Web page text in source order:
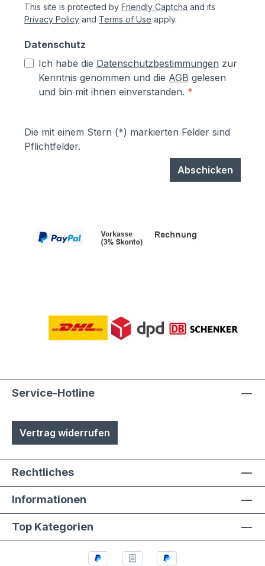
This site is protected by Friendly Captcha and its
Privacy Policy and Terms of Use apply.
Datenschutz
Ich habe die Datenschutzbestimmungen zur
Kenntnis genommen und die AGB gelesen
und bin mit ihnen einverstanden. *
Die mit einem Stern (*) markierten Felder sind
Pflichtfelder.
Abschicken
Service-Hotline
Vertrag widerrufen
Rechtliches
Informationen
Top Kategorien